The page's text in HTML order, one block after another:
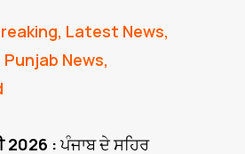
, Latest News,
Punjab News,
2026 :ਪੰਜਾਬ ਦੇ ਸਹਿਰ